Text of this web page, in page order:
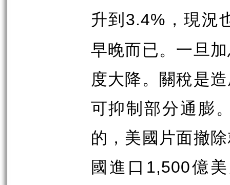
升到3.4% ，現
早晚而已。一旦
度大降。關稅是
可抑制部分通膨
的，美國片面撤
國進口 1,500億